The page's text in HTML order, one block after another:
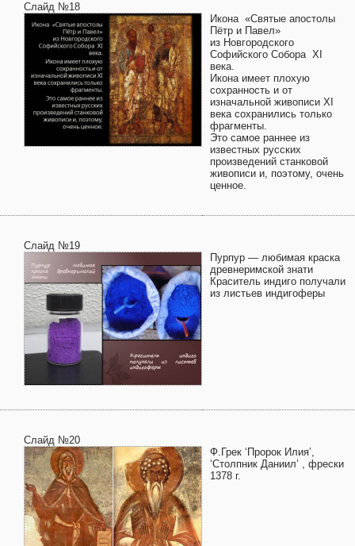
Слайд №18
Икона «Святые апостолы
Пётр и Павел»
из Новгородского
Софийского Собора XI
века.
Икона имеет плохую
сохранность и от
изначальной живописи XI
века сохранились только
фрагменты.
Это самое раннее из
известных русских
произведений станковой
живописи и, поэтому, очень
ценное.
Слайд №19
Пурпур — любимая краска
древнеримской знати
Краситель индиго получали
из листьев индигоферы
Слайд №20
Ф.Грек ‘Пророк Илия’,
‘Столпник Даниил’ , фрески
1378 г.